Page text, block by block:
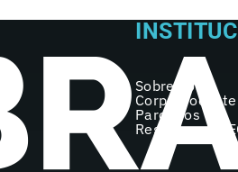
Sobre nós
Corpo Docente
Parceiros
Registro no